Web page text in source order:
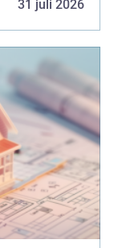
31 juli 2026